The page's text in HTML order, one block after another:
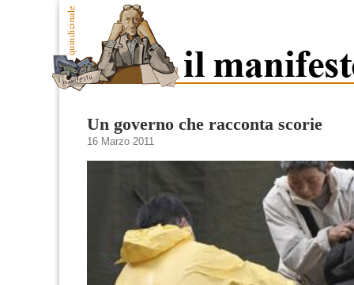
Un governo che racconta scorie
16 Marzo 2011